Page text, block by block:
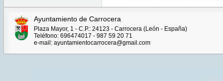
Ayuntamiento de Carrocera
Plaza Mayor, 1 - C.P.: 24123 - Carrocera (León - España)
Teléfono: 696474017 - 987 59 20 71
e-mail: ayuntamientocarrocera@gmail.com